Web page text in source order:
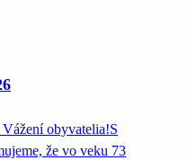
obyvatelia!S
že vo veku 73